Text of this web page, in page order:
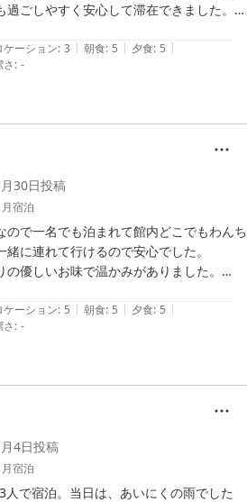
ごしやすく安心して滞在できました。
ると頭が当たりました(笑)　お風呂はち
ても良かったかなという感じ。
ん美味しく大満足。とても親切であたた
。
いです
ケーション: 3 | 朝食: 5 | 夕食: 5 |
: -
30日投稿
宿泊
ので一名でも泊まれて館内どこでもわんち
に連れて行けるので安心でした。
優しいお味で温かみがありました。
期はお部屋にほしいかも。その他は新し
です。
ットホーム感が良かったです。
もらい大変良い旅ができました。ありがと
ケーション: 5 | 朝食: 5 | 夕食: 5 |
: -
4日投稿
宿泊
で宿泊。当日は、あいにくの雨でした